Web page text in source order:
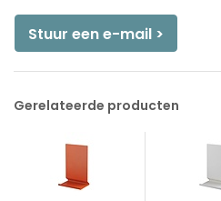
Stuur een e-mail >
Gerelateerde producten